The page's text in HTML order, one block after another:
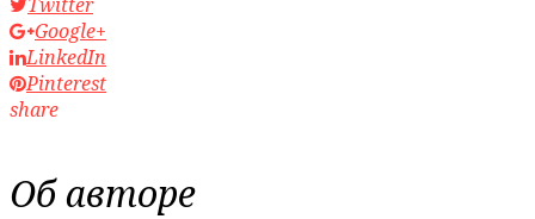
Google+
LinkedIn
Pinterest
share
Об авторе